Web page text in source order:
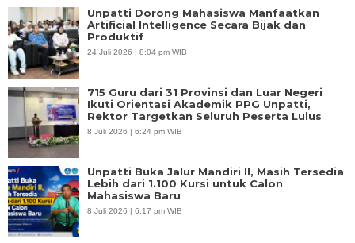
Unpatti Dorong Mahasiswa Manfaatkan
Artificial Intelligence Secara Bijak dan
Produktif
24 Juli 2026 | 8:04 pm WIB
715 Guru dari 31 Provinsi dan Luar Negeri
Ikuti Orientasi Akademik PPG Unpatti,
Rektor Targetkan Seluruh Peserta Lulus
8 Juli 2026 | 6:24 pm WIB
Unpatti Buka Jalur Mandiri II, Masih Tersedia
Lebih dari 1.100 Kursi untuk Calon
Mahasiswa Baru
8 Juli 2026 | 6:17 pm WIB